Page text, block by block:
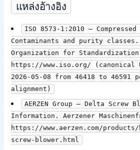
แหล่งอ้างอิง
ISO 8573-1:2010 —
Contaminants and purity
Organization for
https://www.iso.org/ (canonical
2026-05-08 from 46418 to 46591
alignment)
AERZEN Group — Delta Screw
Information. Aerzener
https://www.aerzen.com/
screw-blower.html